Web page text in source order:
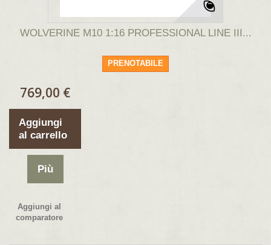
WOLVERINE M10 1:16 PROFESSIONAL LINE III...
PRENOTABILE
769,00 €
Aggiungi
al carrello
Più
Aggiungi al
comparatore